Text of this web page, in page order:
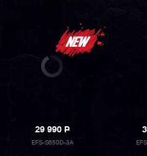
29 990P
EFS-S650D-3A